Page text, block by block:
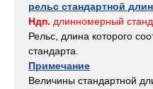
рельс стандартной
Ндп. длинномерный
Рельс, длина которого
стандарта.
Примечание
Величины стандартной